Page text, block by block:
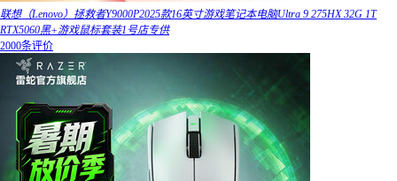
联想（Lenovo）拯救者Y9000P2025款16英寸游戏笔记本电脑Ultra 9 275HX 32G 1T
RTX5060黑+游戏鼠标套装1号店专供
2000条评价